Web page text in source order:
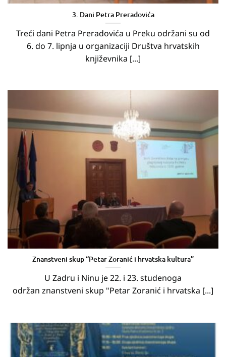
3. Dani Petra Preradovića
Treći dani Petra Preradovića u Preku održani su od
6. do 7. lipnja u organizaciji Društva hrvatskih
književnika [...]
Znanstveni skup “Petar Zoranić i hrvatska kultura”
U Zadru i Ninu je 22. i 23. studenoga
održan znanstveni skup "Petar Zoranić i hrvatska [...]